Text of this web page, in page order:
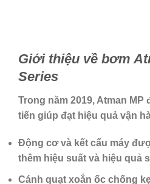
Giới thiệu về bơm
Series
Trong năm 2019, Atman
tiến giúp đạt hiệu quả vận
Động cơ và kết cấu máy
thêm hiệu suất và hiệu quả
Cánh quạt xoắn ốc chống